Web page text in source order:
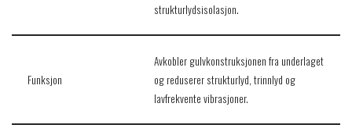
strukturlydsisolasjon.
Funksjon
Avkobler gulvkonstruksjonen fra underlaget
og reduserer strukturlyd, trinnlyd og
lavfrekvente vibrasjoner.